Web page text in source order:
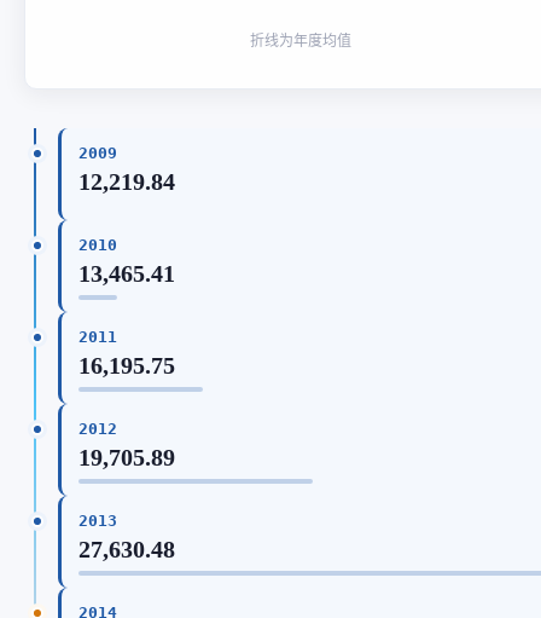
折线为年度均值
2009
12,219.84
2010
13,465.41
2011
16,195.75
2012
19,705.89
2013
27,630.48
2014